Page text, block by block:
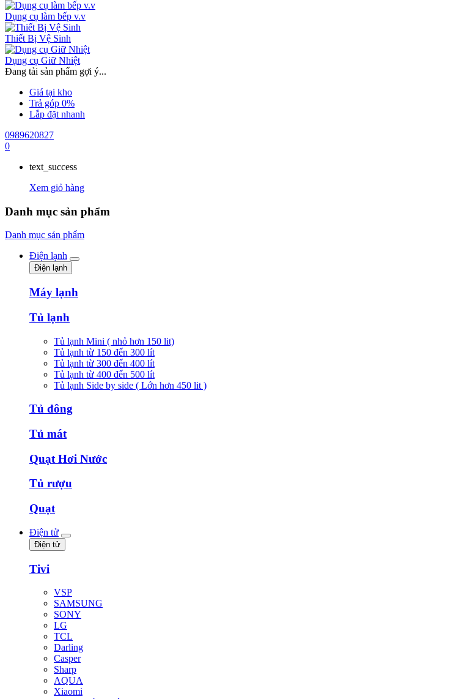
Dụng cụ làm bếp v.v
Thiết Bị Vệ Sinh
Dụng cụ Giữ Nhiệt
Đang tải sản phẩm gợi ý...
Giá tại kho
Trả góp 0%
Lắp đặt nhanh
0989620827
0
text_success
Xem giỏ hàng
Danh mục sản phẩm
Danh mục sản phẩm
Điện lạnh
Điện lạnh
Máy lạnh
Tủ lạnh
Tủ lạnh Mini ( nhỏ hơn 150 lit)
Tủ lạnh từ 150 đến 300 lít
Tủ lạnh từ 300 đến 400 lít
Tủ lạnh từ 400 đến 500 lít
Tủ lạnh Side by side ( Lớn hơn 450 lit )
Tủ đông
Tủ mát
Quạt Hơi Nước
Tủ rượu
Quạt
Điện tử
Điện tử
Tivi
VSP
SAMSUNG
SONY
LG
TCL
Darling
Casper
Sharp
AQUA
Xiaomi